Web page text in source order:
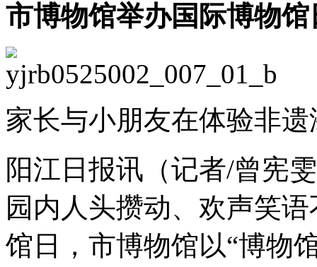
市博物馆举办国际博物馆
家长与小朋友在体验非
阳江日报讯（记者/曾宪
园内人头攒动、欢声笑
馆日，市博物馆以“博物